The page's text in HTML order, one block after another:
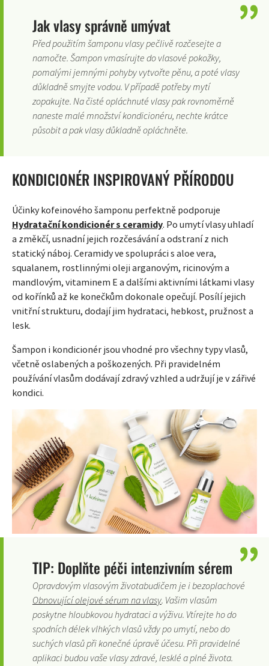
Jak vlasy správně umývat
Před použitím šamponu vlasy pečlivě rozčesejte a
namočte. Šampon vmasírujte do vlasové pokožky,
pomalými jemnými pohyby vytvořte pěnu, a poté vlasy
důkladně smyjte vodou. V případě potřeby mytí
zopakujte. Na čisté opláchnuté vlasy pak rovnoměrně
naneste malé množství kondicionéru, nechte krátce
působit a pak vlasy důkladně opláchněte.
KONDICIONÉR INSPIROVANÝ PŘÍRODOU
Účinky kofeinového šamponu perfektně podporuje
Hydratační kondicionér s ceramidy. Po umytí vlasy uhladí
a změkčí, usnadní jejich rozčesávání a odstraní z nich
statický náboj. Ceramidy ve spolupráci s aloe vera,
squalanem, rostlinnými oleji arganovým, ricinovým a
mandlovým, vitaminem E a dalšími aktivními látkami vlasy
od kořínků až ke konečkům dokonale opečují. Posílí jejich
vnitřní strukturu, dodají jim hydrataci, hebkost, pružnost a
lesk.
Šampon i kondicionér jsou vhodné pro všechny typy vlasů,
včetně oslabených a poškozených. Při pravidelném
používání vlasům dodávají zdravý vzhled a udržují je v zářivé
kondici.
TIP: Doplňte péči intenzivním sérem
Opravdovým vlasovým životabudičem je i bezoplachové
Obnovující olejové sérum na vlasy. Vašim vlasům
poskytne hloubkovou hydrataci a výživu. Vtírejte ho do
spodních délek vlhkých vlasů vždy po umytí, nebo do
suchých vlasů při konečné úpravě účesu. Při pravidelné
aplikaci budou vaše vlasy zdravé, lesklé a plné života.